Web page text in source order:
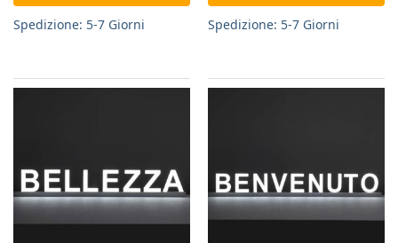
Spedizione: 5-7 Giorni Spedizione: 5-7 Giorni